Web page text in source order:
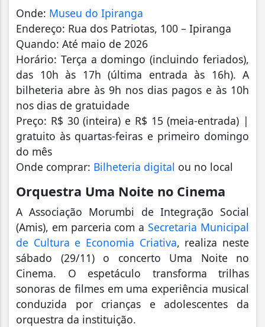
Onde: Museu do Ipiranga
Endereço: Rua dos Patriotas, 100 – Ipiranga
Quando: Até maio de 2026
Horário: Terça a domingo (incluindo feriados),
das 10h às 17h (última entrada às 16h). A
bilheteria abre às 9h nos dias pagos e às 10h
nos dias de gratuidade
Preço: R$ 30 (inteira) e R$ 15 (meia-entrada) |
gratuito às quartas-feiras e primeiro domingo
do mês
Onde comprar: Bilheteria digital ou no local
Orquestra Uma Noite no Cinema
A Associação Morumbi de Integração Social
(Amis), em parceria com aSecretaria Municipal
de Cultura e Economia Criativa, realiza neste
sábado (29/11) o concerto Uma Noite no
Cinema. O espetáculo transforma trilhas
sonoras de filmes em uma experiência musical
conduzida por crianças e adolescentes da
orquestra da instituição.